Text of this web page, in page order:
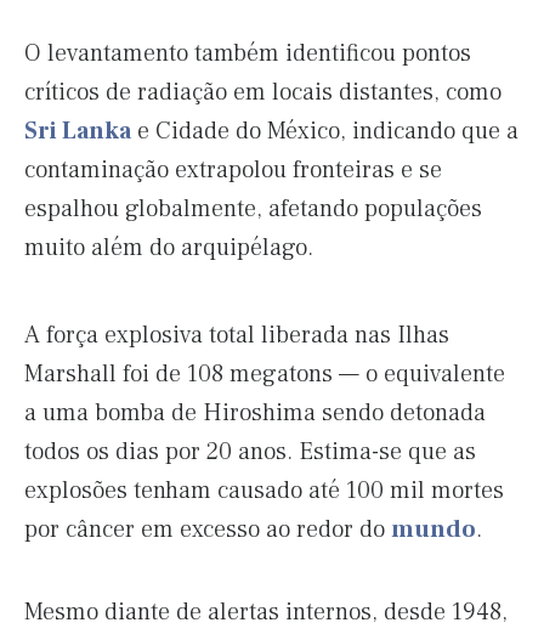
O levantamento também identificou pontos
críticos de radiação em locais distantes, como
Sri Lankae Cidade do México, indicando que a
contaminação extrapolou fronteiras e se
espalhou globalmente, afetando populações
muito além do arquipélago.
A força explosiva total liberada nas Ilhas
Marshall foi de 108 megatons — o equivalente
a uma bomba de Hiroshima sendo detonada
todos os dias por 20 anos. Estima-se que as
explosões tenham causado até 100 mil mortes
por câncer em excesso ao redor domundo.
Mesmo diante de alertas internos, desde 1948,